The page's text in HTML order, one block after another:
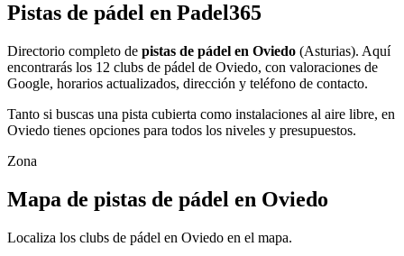
Pistas de pádel en Padel365
Directorio completo de pistas de pádel en Oviedo (Asturias). Aquí
encontrarás los 12 clubs de pádel de Oviedo, con valoraciones de
Google, horarios actualizados, dirección y teléfono de contacto.
Tanto si buscas una pista cubierta como instalaciones al aire libre, en
Oviedo tienes opciones para todos los niveles y presupuestos.
Zona
Mapa de pistas de pádel en Oviedo
Localiza los clubs de pádel en Oviedo en el mapa.